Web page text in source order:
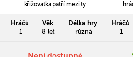
křižovatka patří mezi ty
jednoduchou a velmi
zábavnou formou rozvíjet své
Hráčů
1
Věk
8 let
Délka hry
různá
Hráčů
1